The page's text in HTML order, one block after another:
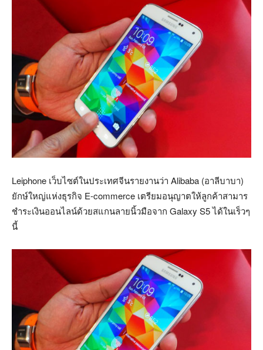
Leiphone เว็บไซต์ในประเทศจีนรายงานว่า Alibaba (อาลีบาบา)
ยักษ์ใหญ่แห่งธุรกิจ E-commerce เตรียมอนุญาตให้ลูกค้าสามาร
ชำระเงินออนไลน์ด้วยสแกนลายนิ้วมือจาก Galaxy S5 ได้ในเร็วๆ
นี้